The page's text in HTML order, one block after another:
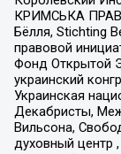
КРИМСЬКА
Бёлля, Stichting
правовой
Фонд Открытой
украинский
Украинская
Декабристы,
Вильсона,
духовный центр